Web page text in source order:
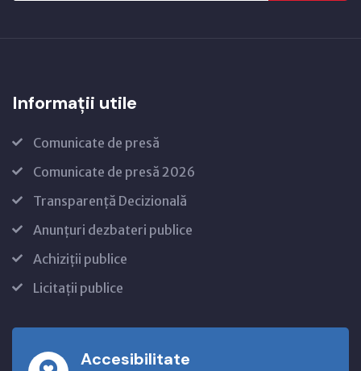
Informații utile
Comunicate de presă
Comunicate de presă 2026
Transparență Decizională
Anunțuri dezbateri publice
Achiziții publice
Licitații publice
Accesibilitate